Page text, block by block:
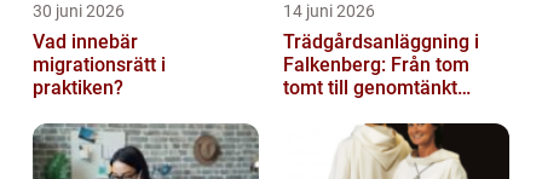
30 juni 2026
Vad innebär
migrationsrätt i
praktiken?
14 juni 2026
Trädgårdsanläggning i
Falkenberg: Från tom
tomt till genomtänkt